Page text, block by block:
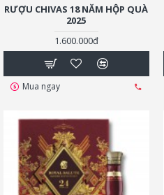
RƯỢU CHIVAS 18 NĂM HỘP QUÀ
2025
1.600.000đ
Mua ngay